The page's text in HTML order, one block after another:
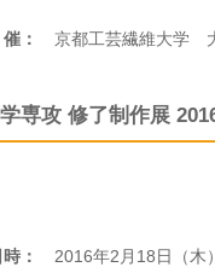
： 京都工芸繊維大学
専攻 修了制作展
： 2016年2月18日（木